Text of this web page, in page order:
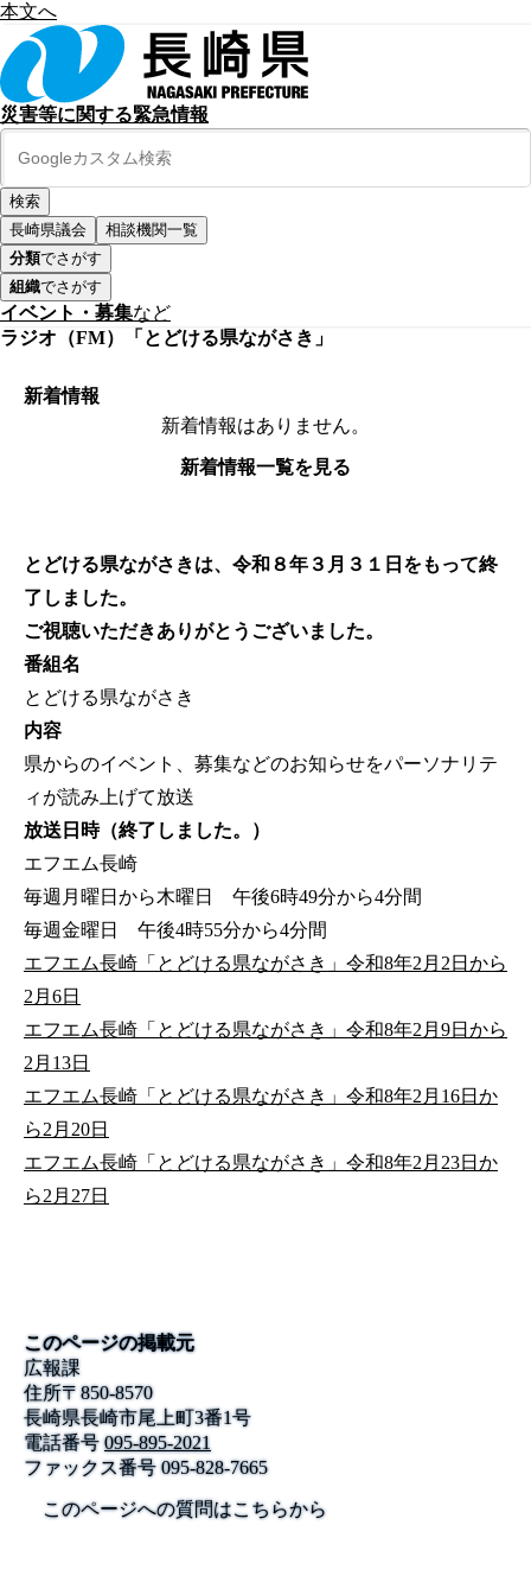
本文へ
災害等に関する緊急情報
長崎県議会
相談機関一覧
分類でさがす
組織でさがす
イベント・募集など
ラジオ（FM）「とどける県ながさき」
新着情報
新着情報はありません。
新着情報一覧を見る
とどける県ながさきは、令和８年３月３１日をもって終
了しました。
ご視聴いただきありがとうございました。
番組名
とどける県ながさき
内容
県からのイベント、募集などのお知らせをパーソナリテ
ィが読み上げて放送
放送日時（終了しました。）
エフエム長崎
毎週月曜日から木曜日 午後6時49分から4分間
毎週金曜日 午後4時55分から4分間
エフエム長崎「とどける県ながさき」令和8年2月2日から
2月6日
エフエム長崎「とどける県ながさき」令和8年2月9日から
2月13日
エフエム長崎「とどける県ながさき」令和8年2月16日か
ら2月20日
エフエム長崎「とどける県ながさき」令和8年2月23日か
ら2月27日
このページの掲載元
広報課
住所〒850-8570
長崎県長崎市尾上町3番1号
電話番号 095-895-2021
ファックス番号095-828-7665
このページへの質問はこちらから